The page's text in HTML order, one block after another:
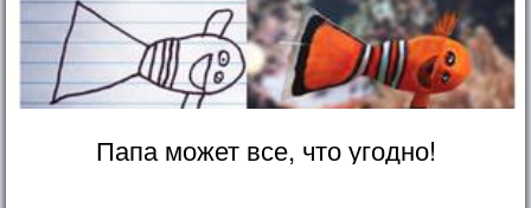
Папа может все, что угодно!